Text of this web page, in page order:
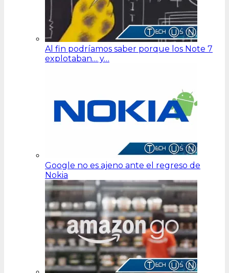
Al fin podríamos saber porque los Note 7
explotaban… y…
Google no es ajeno ante el regreso de
Nokia